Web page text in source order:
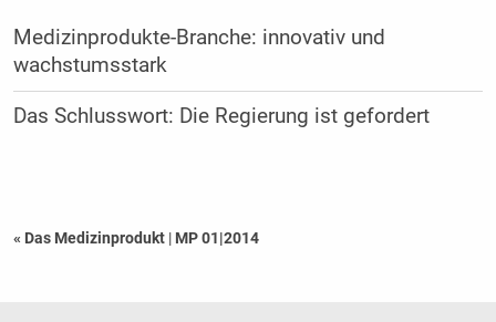
Medizinprodukte-Branche: innovativ und
wachstumsstark
Das Schlusswort: Die Regierung ist gefordert
« Das Medizinprodukt | MP 01|2014